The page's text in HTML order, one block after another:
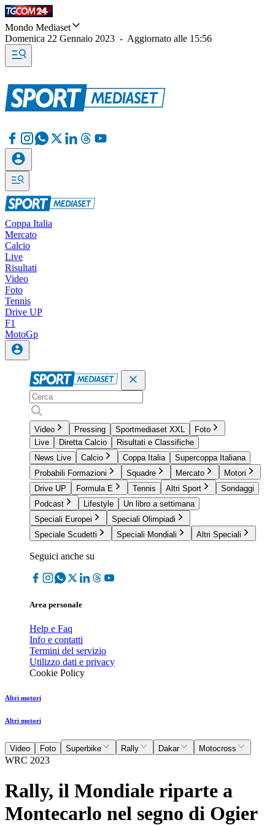
Mondo Mediaset
Domenica 22 Gennaio 2023 - Aggiornato alle 15:56
Coppa Italia
Mercato
Calcio
Live
Risultati
Video
Foto
Tennis
Drive UP
F1
MotoGp
Video Pressing Sportmediaset XXL
Foto
Live
Diretta Calcio
Risultati e Classifiche
News Live
Calcio Coppa Italia
Supercoppa Italiana
Probabili Formazioni
Squadre Mercato
Motori
Drive UP
Formula E Tennis Altri Sport
Sondaggi
Podcast
Lifestyle
Un libro a settimana
Speciali Europei
Speciali Olimpiadi
Speciale Scudetti
Speciali Mondiali Altri Speciali
Seguici anche su
Area personale
Help e Faq
Info e contatti
Termini del servizio
Utilizzo dati e privacy
Cookie Policy
Altri motori
Altri motori
Video Foto Superbike Rally Dakar Motocross
WRC 2023
Rally, il Mondiale riparte a
Montecarlo nel segno di Ogier